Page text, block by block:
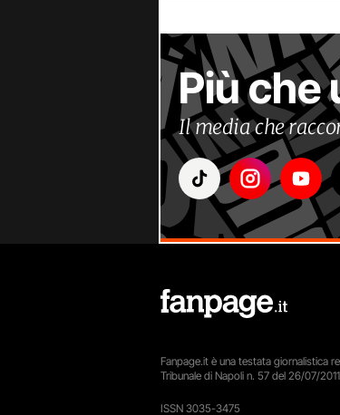
Più che
Il media che
Fanpage.it è una testata giornalistica
Tribunale di Napoli n. 57 del 26/07/
ISSN 3035-3475